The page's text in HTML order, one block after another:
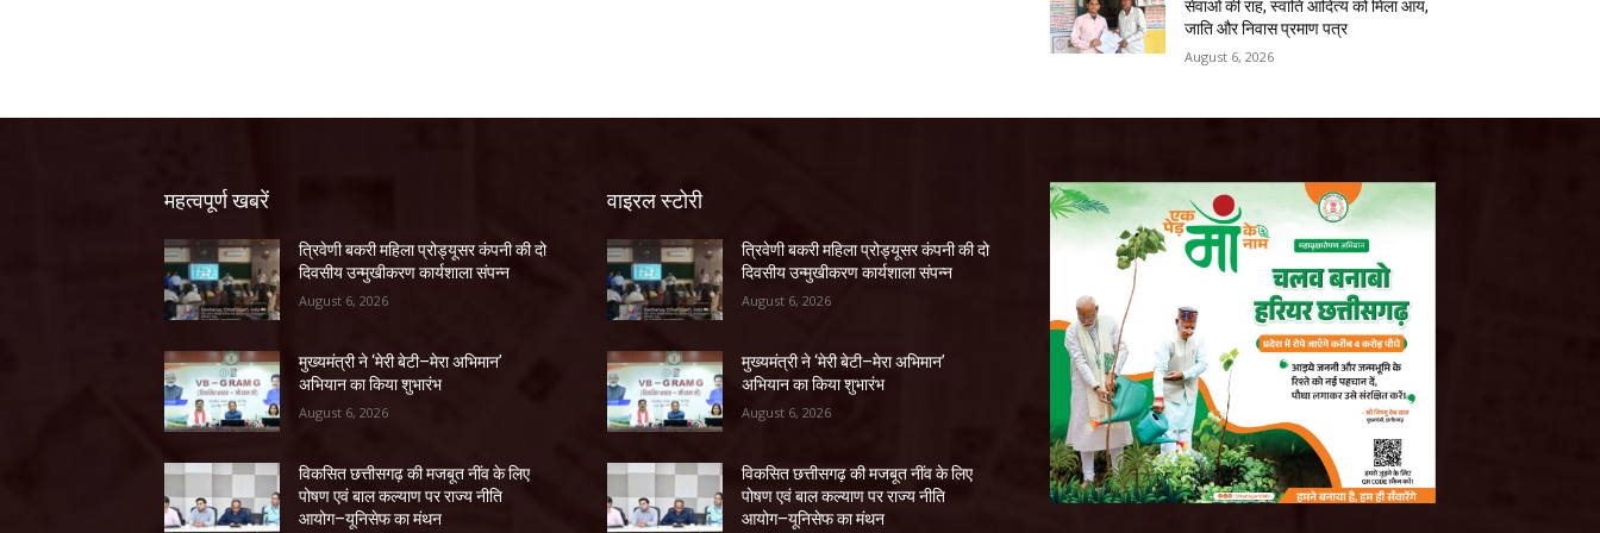
सेवाओं की राह, स्वाति आदित्य को मिला आय,
जाति और निवास प्रमाण पत्र
August 6, 2026
महत्वपूर्ण खबरें
त्रिवेणी बकरी महिला प्रोड्यूसर कंपनी की दो
दिवसीय उन्मुखीकरण कार्यशाला संपन्न
August 6, 2026
मुख्यमंत्री ने ‘मेरी बेटी–मेरा अभिमान’
अभियान का किया शुभारंभ
August 6, 2026
विकसित छत्तीसगढ़ की मजबूत नींव के लिए
पोषण एवं बाल कल्याण पर राज्य नीति
आयोग–यूनिसेफ का मंथन
वाइरल स्टोरी
त्रिवेणी बकरी महिला प्रोड्यूसर कंपनी की दो
दिवसीय उन्मुखीकरण कार्यशाला संपन्न
August 6, 2026
मुख्यमंत्री ने ‘मेरी बेटी–मेरा अभिमान’
अभियान का किया शुभारंभ
August 6, 2026
विकसित छत्तीसगढ़ की मजबूत नींव के लिए
पोषण एवं बाल कल्याण पर राज्य नीति
आयोग–यूनिसेफ का मंथन